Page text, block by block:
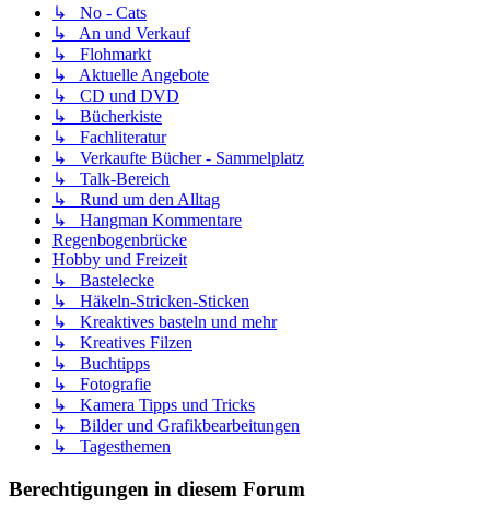
↳ No - Cats
↳ An und Verkauf
↳ Flohmarkt
↳ Aktuelle Angebote
↳ CD und DVD
↳ Bücherkiste
↳ Fachliteratur
↳ Verkaufte Bücher - Sammelplatz
↳ Talk-Bereich
↳ Rund um den Alltag
↳ Hangman Kommentare
Regenbogenbrücke
Hobby und Freizeit
↳ Bastelecke
↳ Häkeln-Stricken-Sticken
↳ Kreaktives basteln und mehr
↳ Kreatives Filzen
↳ Buchtipps
↳ Fotografie
↳ Kamera Tipps und Tricks
↳ Bilder und Grafikbearbeitungen
↳ Tagesthemen
Berechtigungen in diesem Forum